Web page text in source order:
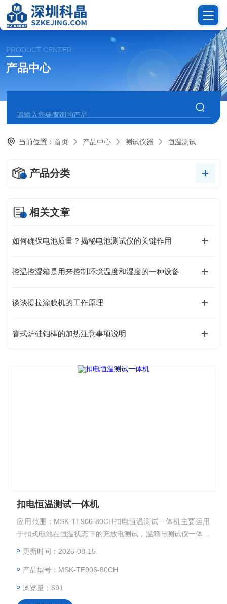
PRODUCT CENTER
产品中心
当前位置：首页 产品中心 测试仪器 恒温测试
产品分类
相关文章
如何确保电池质量？揭秘电池测试仪的关键作用
控温控湿箱是用来控制环境温度和湿度的一种设备
谈谈提拉涂膜机的工作原理
管式炉硅钼棒的加热注意事项说明
扣电恒温测试一体机
应用范围：MSK-TE906-80CH扣电恒温测试一体机主要运用
于扣式电池在恒温状态下的充放电测试，温箱与测试仪一体化
为准）
更新时间：2025-08-15
产品型号：MSK-TE906-80CH
浏览量：691